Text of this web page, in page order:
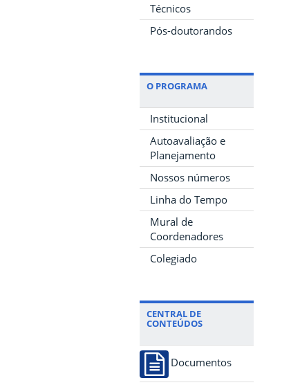
Técnicos
Pós-doutorandos
O PROGRAMA
Institucional
Autoavaliação e
Planejamento
Nossos números
Linha do Tempo
Mural de
Coordenadores
Colegiado
CENTRAL DE
CONTEÚDOS
Documentos